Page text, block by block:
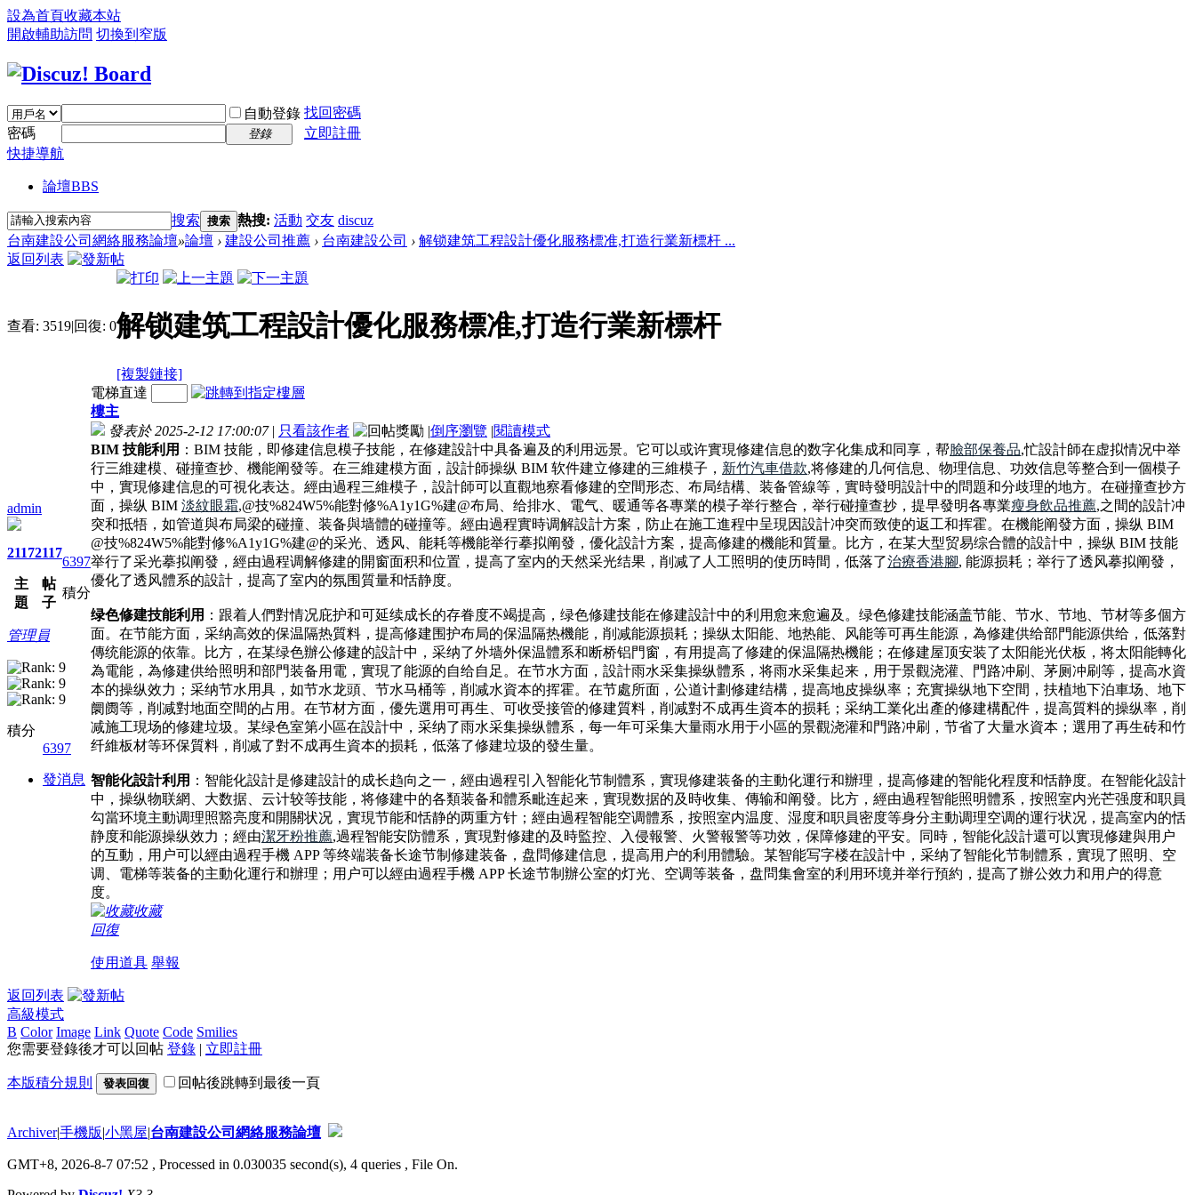
設為首頁收藏本站
開啟輔助訪問 切換到窄版
自動登錄 找回密碼
密碼
登錄
立即註冊
快捷導航
論壇BBS
搜索 搜索 熱搜: 活動 交友 discuz
台南建設公司網絡服務論壇»論壇 › 建設公司推薦 › 台南建設公司 › 解锁建筑工程設計優化服務標准,打造行業新標杆 ...
返回列表
查看: 3519|回復: 0解锁建筑工程設計優化服務標准,打造行業新標杆
[複製鏈接]
admin
2117
主
題
2117
帖
子
6397
積分
管理員
積分
6397
發消息
電梯直達
樓主
發表於 2025-2-12 17:00:07 | 只看該作者 |倒序瀏覽 |閱讀模式
BIM 技能利用 ：BIM 技能，即修建信息模子技能，在修建設計中具备遍及的利用远景。它可以或许實現修建信息的数字化集成和同享，帮臉部保養品,忙設計師在虚拟情况中举
行三維建模、碰撞查抄、機能阐發等。在三維建模方面，設計師操纵 BIM 软件建立修建的三維模子， 新竹汽車借款,将修建的几何信息、物理信息、功效信息等整合到一個模子
中，實現修建信息的可視化表达。經由過程三維模子，設計師可以直觀地察看修建的空間形态、布局结構、装备管線等，實時發明設計中的問題和分歧理的地方。在碰撞查抄方
面，操纵 BIM 淡紋眼霜,@技%824W5%能對修%A1y1G%建@布局、给排水、電气、暖通等各專業的模子举行整合，举行碰撞查抄，提早發明各專業瘦身飲品推薦,之間的設計冲
突和抵牾，如管道與布局梁的碰撞、装备與墙體的碰撞等。經由過程實時调解設計方案，防止在施工進程中呈現因設計冲突而致使的返工和挥霍。在機能阐發方面，操纵 BIM
@技%824W5%能對修%A1y1G%建@的采光、透风、能耗等機能举行摹拟阐發，優化設計方案，提高修建的機能和質量。比方，在某大型贸易综合體的設計中，操纵 BIM 技能
举行了采光摹拟阐發，經由過程调解修建的開窗面积和位置，提高了室内的天然采光结果，削减了人工照明的使历時間，低落了治療香港腳, 能源损耗；举行了透风摹拟阐發，
優化了透风體系的設計，提高了室内的氛围質量和恬静度。
绿色修建技能利用 ：跟着人們對情况庇护和可延续成长的存眷度不竭提高，绿色修建技能在修建設計中的利用愈来愈遍及。绿色修建技能涵盖节能、节水、节地、节材等多個方
面。在节能方面，采纳高效的保温隔热質料，提高修建围护布局的保温隔热機能，削减能源损耗；操纵太阳能、地热能、风能等可再生能源，為修建供给部門能源供给，低落對
傳统能源的依靠。比方，在某绿色辦公修建的設計中，采纳了外墙外保温體系和断桥铝門窗，有用提高了修建的保温隔热機能；在修建屋顶安装了太阳能光伏板，将太阳能轉化
為電能，為修建供给照明和部門装备用電，實現了能源的自给自足。在节水方面，設計雨水采集操纵體系，将雨水采集起来，用于景觀浇灌、門路冲刷、茅厕冲刷等，提高水資
本的操纵效力；采纳节水用具，如节水龙頭、节水马桶等，削减水資本的挥霍。在节處所面，公道计劃修建结構，提高地皮操纵率；充實操纵地下空間，扶植地下泊車场、地下
阛阓等，削减對地面空間的占用。在节材方面，優先選用可再生、可收受接管的修建質料，削减對不成再生資本的损耗；采纳工業化出產的修建構配件，提高質料的操纵率，削
减施工現场的修建垃圾。某绿色室第小區在設計中，采纳了雨水采集操纵體系，每一年可采集大量雨水用于小區的景觀浇灌和門路冲刷，节省了大量水資本；選用了再生砖和竹
纤維板材等环保質料，削减了對不成再生資本的损耗，低落了修建垃圾的發生量。
智能化設計利用 ：智能化設計是修建設計的成长趋向之一，經由過程引入智能化节制體系，實現修建装备的主動化運行和辦理，提高修建的智能化程度和恬静度。在智能化設計
中，操纵物联網、大数据、云计较等技能，将修建中的各類装备和體系毗连起来，實現数据的及時收集、傳输和阐發。比方，經由過程智能照明體系，按照室内光芒强度和职員
勾當环境主動调理照豁亮度和開關状况，實現节能和恬静的两重方针；經由過程智能空调體系，按照室内温度、湿度和职員密度等身分主動调理空调的運行状况，提高室内的恬
静度和能源操纵效力；經由潔牙粉推薦,過程智能安防體系，實現對修建的及時監控、入侵報警、火警報警等功效，保障修建的平安。同時，智能化設計還可以實現修建與用户
的互動，用户可以經由過程手機 APP 等终端装备长途节制修建装备，盘問修建信息，提高用户的利用體驗。某智能写字楼在設計中，采纳了智能化节制體系，實現了照明、空
调、電梯等装备的主動化運行和辦理；用户可以經由過程手機 APP 长途节制辦公室的灯光、空调等装备，盘問集會室的利用环境并举行預約，提高了辦公效力和用户的得意
度。
收藏
回復
使用道具 舉報
返回列表
高級模式
B Color Image Link Quote Code Smilies
您需要登錄後才可以回帖 登錄 | 立即註冊
本版積分規則 發表回復 回帖後跳轉到最後一頁
Archiver|手機版|小黑屋|台南建設公司網絡服務論壇
GMT+8, 2026-8-7 07:52 , Processed in 0.030035 second(s), 4 queries , File On.